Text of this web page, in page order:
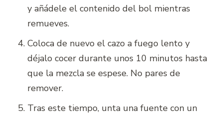
y añádele el contenido del bol mientras
remueves.
Coloca de nuevo el cazo a fuego lento y
déjalo cocer durante unos 10 minutos hasta
que la mezcla se espese. No pares de
remover.
Tras este tiempo, unta una fuente con un